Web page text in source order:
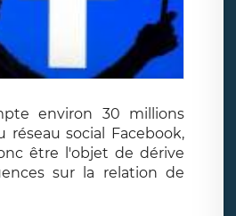
environ 30 millions
réseau social Facebook,
être l'objet de dérive
sur la relation de